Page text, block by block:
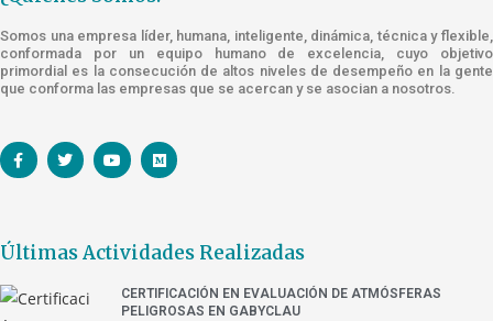
Somos una empresa líder, humana, inteligente, dinámica, técnica y flexible,
conformada por un equipo humano de excelencia, cuyo objetivo
primordial es la consecución de altos niveles de desempeño en la gente
que conforma las empresas que se acercan y se asocian a nosotros.
Últimas Actividades Realizadas
CERTIFICACIÓN EN EVALUACIÓN DE ATMÓSFERAS
PELIGROSAS EN GABYCLAU